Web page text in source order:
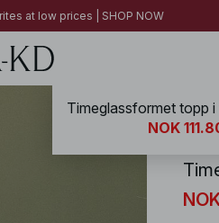
| SHOP NOW
| SHOP NOW
at low prices | SHOP NOW
NA-KD
Timeglassformet topp
NOK